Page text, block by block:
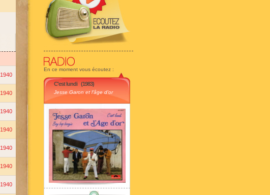
En ce moment vous écoutez :
C'est lundi (1983)
Jesse Garon et l'âge d'or
1940
1940
1940
1940
1940
1940
1940